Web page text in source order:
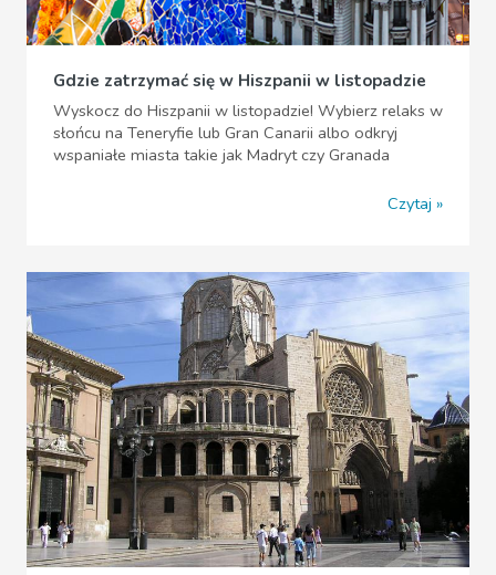
Gdzie zatrzymać się w Hiszpanii w listopadzie
Wyskocz do Hiszpanii w listopadzie! Wybierz relaks w
słońcu na Teneryfie lub Gran Canarii albo odkryj
wspaniałe miasta takie jak Madryt czy Granada
Czytaj